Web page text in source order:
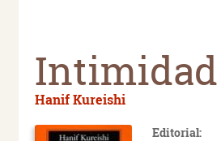
Hanif Kureishi
Editorial: